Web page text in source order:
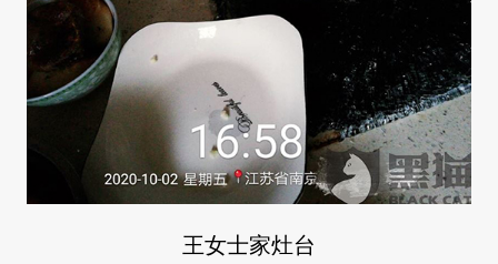
王女士家灶台